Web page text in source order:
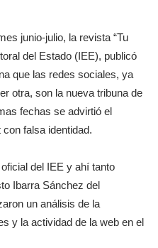
junio-julio, la revista “Tu
del Estado (IEE), publicó
que las redes sociales, ya
otra, son la nueva tribuna de
fechas se advirtió el
falsa identidad.
del IEE y ahí tanto
Ibarra Sánchez del
un análisis de la
y la actividad de la web en el